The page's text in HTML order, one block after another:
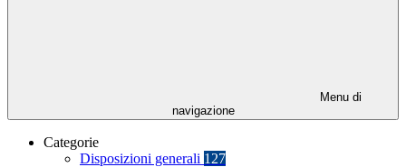
Menu di
navigazione
Categorie
Disposizioni generali 127